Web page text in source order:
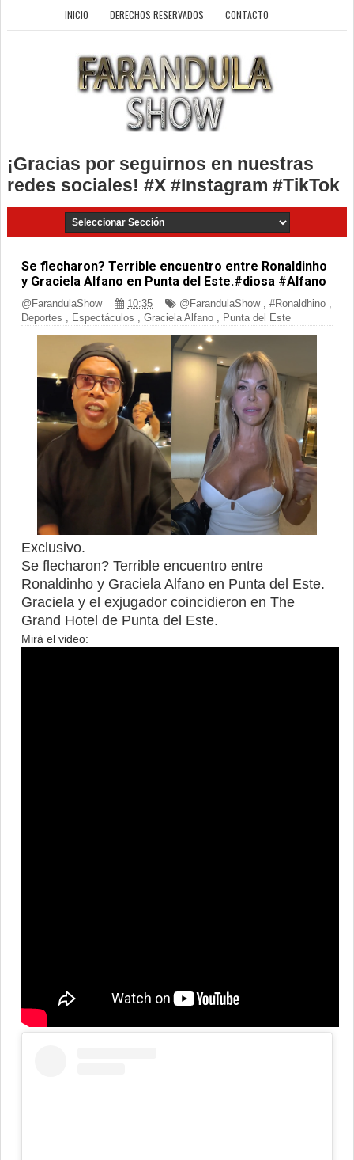
INICIO DERECHOS RESERVADOS CONTACTO
¡Gracias por seguirnos en nuestras
redes sociales! #X #Instagram #TikTok
Se flecharon? Terrible encuentro entre Ronaldinho
y Graciela Alfano en Punta del Este.#diosa #Alfano
@FarandulaShow 10:35 @FarandulaShow, #Ronaldhino
Deportes
Espectáculos Graciela Alfano Punta del Este
Exclusivo.
Se flecharon? Terrible encuentro entre
Ronaldinho y Graciela Alfano en Punta del Este.
Graciela y el exjugador coincidieron en The
Grand Hotel de Punta del Este.
Mirá el video: